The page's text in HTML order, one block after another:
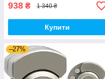
938 ₴ 1 340 ₴
Купити
–27%